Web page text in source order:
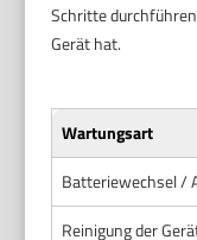
Schritte
Gerät hat.
Wartungsart
Batteriewechsel /
Reinigung der